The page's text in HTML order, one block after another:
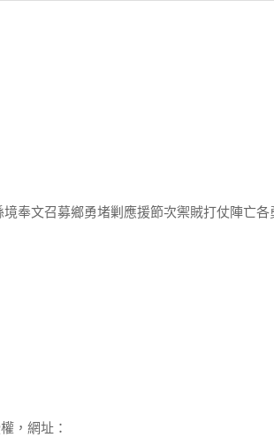
奉文召募鄉勇堵剿應援節次禦賊打仗陣亡各
，網址：